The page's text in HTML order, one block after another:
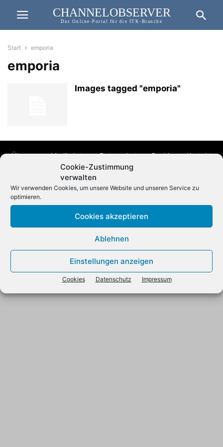
Cookie-Zustimmung
verwalten
Wir verwenden Cookies, um unsere Website und unseren Service zu
optimieren.
Cookies akzeptieren
Ablehnen
Einstellungen anzeigen
Cookies Datenschutz Impressum
CHANNELOBSERVER
Das Online-Portal für die ITK-Branche
Start emporia
emporia
Images tagged "emporia"
Über uns Mediadaten Datenschutz Cookies Kontakt
© 2012 - 2025 REUTER BUSINESS PUBLISHING GmbH